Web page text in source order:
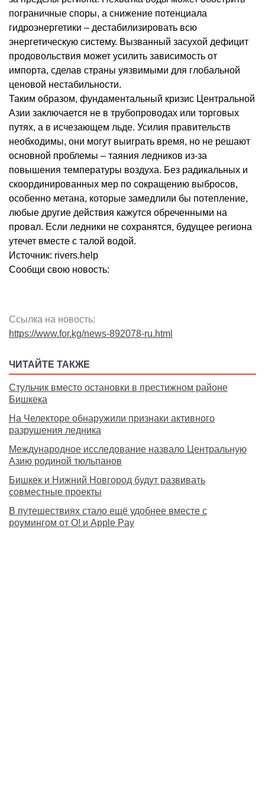
пограничные споры, а снижение потенциала
гидроэнергетики – дестабилизировать всю
энергетическую систему. Вызванный засухой дефицит
продовольствия может усилить зависимость от
импорта, сделав страны уязвимыми для глобальной
ценовой нестабильности.
Таким образом, фундаментальный кризис Центральной
Азии заключается не в трубопроводах или торговых
путях, а в исчезающем льде. Усилия правительств
необходимы, они могут выиграть время, но не решают
основной проблемы – таяния ледников из-за
повышения температуры воздуха. Без радикальных и
скоординированных мер по сокращению выбросов,
особенно метана, которые замедлили бы потепление,
любые другие действия кажутся обреченными на
провал. Если ледники не сохранятся, будущее региона
утечет вместе с талой водой.
Источник: rivers.help
Сообщи свою новость:
Ссылка на новость:
https://www.for.kg/news-892078-ru.html
ЧИТАЙТЕ ТАКЖЕ
Стульчик вместо остановки в престижном районе
Бишкека
На Челекторе обнаружили признаки активного
разрушения ледника
Международное исследование назвало Центральную
Азию родиной тюльпанов
Бишкек и Нижний Новгород будут развивать
совместные проекты
В путешествиях стало ещё удобнее вместе с
роумингом от О! и Apple Pay